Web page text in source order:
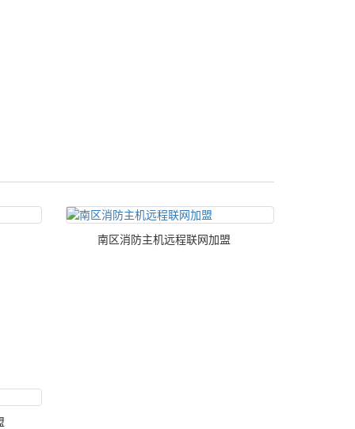
南区消防主机远程联网加盟